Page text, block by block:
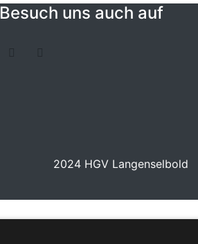
Besuch uns auch auf
2024 HGV Langenselbold